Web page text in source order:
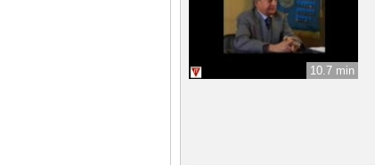
10.7 min